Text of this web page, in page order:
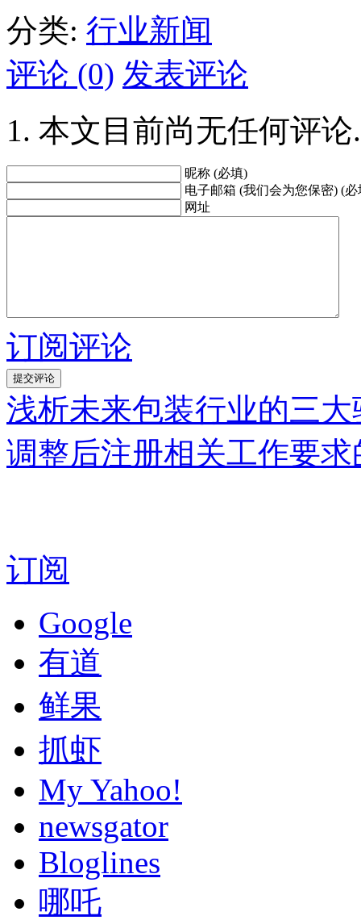
分类: 行业新闻
评论 (0) 发表评论
本文目前尚无任何评论.
昵称 (必填)
电子邮箱 (我们会为您保密) (必
网址
订阅评论
浅析未来包装行业的三大
调整后注册相关工作要求
订阅
Google
有道
鲜果
抓虾
My Yahoo!
newsgator
Bloglines
哪吒